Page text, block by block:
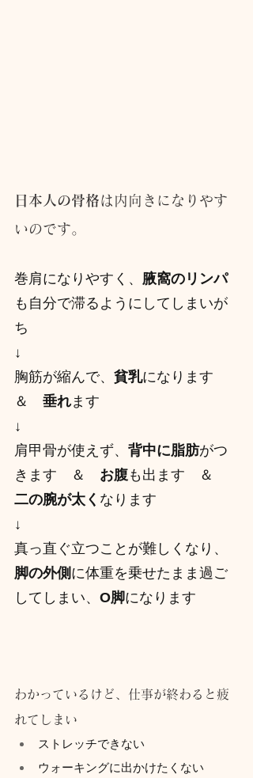
日本人の骨格は内向きになりやす
いのです。
巻肩になりやすく、 腋窩のリンパ
も自分で滞るようにしてしまいが
ち
↓
胸筋が縮んで、 貧乳になります
＆ 垂れ ます
↓
肩甲骨が使えず、 背中に脂肪がつ
きます　＆ お腹も出ます　＆
二の腕が太く なります
↓
真っ直ぐ立つことが難しくなり、
脚の外側 に体重を乗せたまま過ご
してしまい、 O脚になります
わかっているけど、仕事が終わると疲
れてしまい
ストレッチできない
ウォーキングに出かけたくない